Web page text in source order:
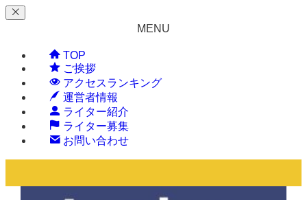
MENU
TOP
ご挨拶
アクセスランキング
運営者情報
ライター紹介
ライター募集
お問い合わせ